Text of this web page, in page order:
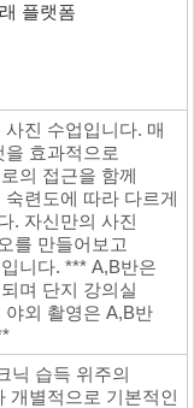
플랫폼
진 수업입니다. 매
효과적으로
의 접근을 함께
련도에 따라 다르게
. 자신만의 사진
를 만들어보고
니다. *** A,B반은
며 단지 강의실
외 촬영은 A,B반
닉 습득 위주의
개별적으로 기본적인